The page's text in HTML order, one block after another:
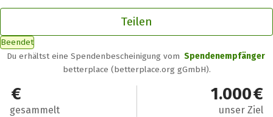
Teilen
Beendet
Du erhältst eine Spendenbescheinigung vom Spendenempfänger
betterplace (betterplace.org gGmbH).
650 €
gesammelt
1.000 €
unser Ziel